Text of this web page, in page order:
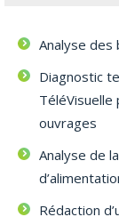
Analyse des
Diagnostic
ouvrages
Analyse de
Rédaction